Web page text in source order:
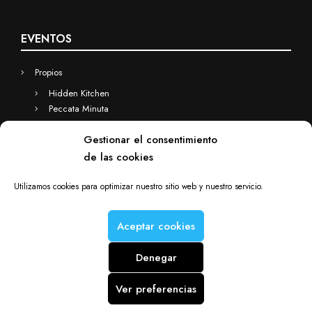
Gestionar el consentimiento
de las cookies
Utilizamos cookies para optimizar nuestro sitio web y nuestro servicio.
Aceptar cookies
Denegar
Ver preferencias
EVENTOS
Propios
Hidden Kitchen
Peccata Minuta
Eventos a medida
Hidden Kitchen Business
Chefs(in) is a Deacorde brand © Copyright 2012-2025. All rights